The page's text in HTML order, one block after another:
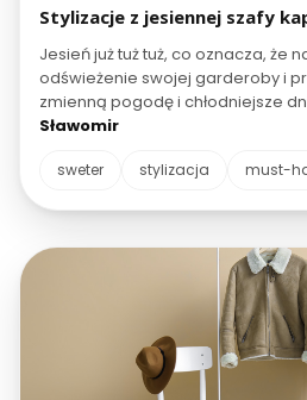
Stylizacje z jesiennej szafy
Jesień już tuż tuż, co oznacza, że
odświeżenie swojej garderoby i
zmienną pogodę i chłodniejsze
przedstawimy Ci dwie wyjątkowe
koktajlową stylizację, która
Sławomir
sweter stylizacja must-